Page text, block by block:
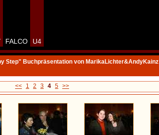
FALCO U4
Step" Buchpräsentation von MarikaLichter&AndyKainz
<< 1 2 3 4 5 >>